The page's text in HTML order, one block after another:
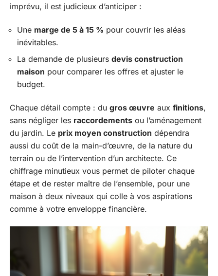
imprévu, il est judicieux d’anticiper :
Une marge de 5 à 15 % pour couvrir les aléas
inévitables.
La demande de plusieurs devis construction
maison pour comparer les offres et ajuster le
budget.
Chaque détail compte : du gros œuvre aux finitions,
sans négliger les raccordements ou l’aménagement
du jardin. Le prix moyen construction dépendra
aussi du coût de la main-d’œuvre, de la nature du
terrain ou de l’intervention d’un architecte. Ce
chiffrage minutieux vous permet de piloter chaque
étape et de rester maître de l’ensemble, pour une
maison à deux niveaux qui colle à vos aspirations
comme à votre enveloppe financière.